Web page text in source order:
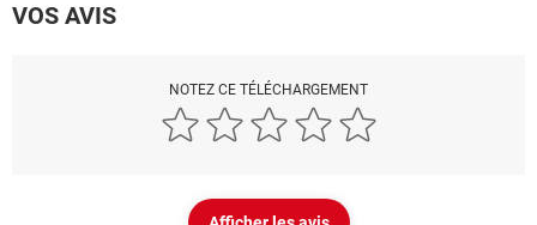
VOS AVIS
NOTEZ CE TÉLÉCHARGEMENT